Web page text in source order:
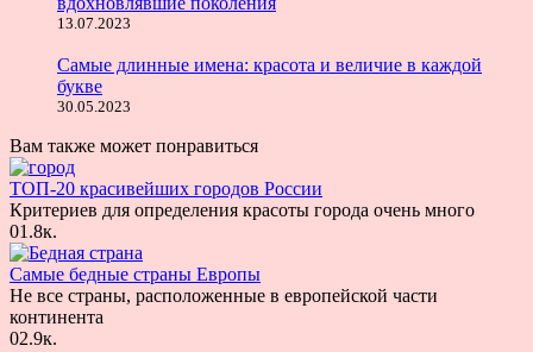
13.07.2023
Самые длинные имена: красота и величие в каждой
букве
30.05.2023
Вам также может понравиться
ТОП-20 красивейших городов России
Критериев для определения красоты города очень много
01.8к.
Самые бедные страны Европы
Не все страны, расположенные в европейской части
континента
02.9к.